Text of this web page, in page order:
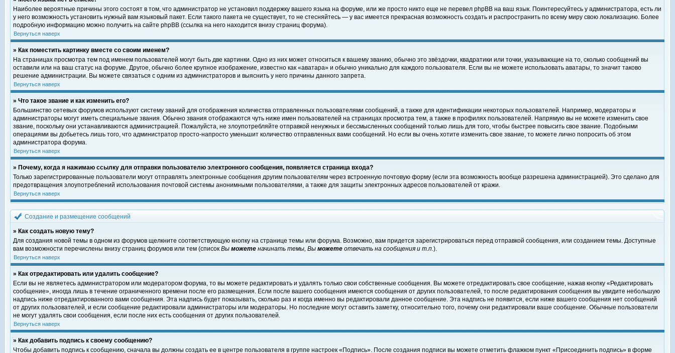
Наиболее вероятные причины этого состоят в том, что администратор не установил поддержку вашего языка на форуме, или же просто никто еще не перевел phpBB на ваш язык. Поинтересуйтесь у администратора, есть ли
у него возможность установить нужный вам языковый пакет. Если такого пакета не существует, то не стесняйтесь — у вас имеется прекрасная возможность создать и распространить по всему миру свою локализацию. Более
подробную информацию можно получить на сайте phpBB (ссылка на него находится внизу страниц форума).
Вернуться наверх
» Как поместить картинку вместе со своим именем?
На страницах просмотра тем под именем пользователей могут быть две картинки. Одно из них может относиться к вашему званию, обычно это звёздочки, квадратики или точки, указывающие на то, сколько сообщений вы
оставили или на ваш статус на форуме. Другое, обычно более крупное изображение, известно как «аватара» и обычно уникально для каждого пользователя. Если вы не можете использовать аватары, то значит таково
решение администрации. Вы можете связаться с одним из администраторов и выяснить у него причины данного запрета.
Вернуться наверх
» Что такое звание и как изменить его?
Большинство сетевых форумов используют систему званий для отображения количества отправленных пользователями сообщений, а также для идентификации некоторых пользователей. Например, модераторы и
администраторы могут иметь специальные звания. Обычно звания отображаются чуть ниже имен пользователей на страницах просмотра тем, а также в профилях пользователей. Напрямую вы не можете изменить свое
звание, поскольку они устанавливаются администрацией. Пожалуйста, не злоупотребляйте отправкой ненужных и бессмысленных сообщений только лишь для того, чтобы быстрее повысить свое звание. Подобными
операциями вы добьетесь лишь того, что администратор просто-напросто уменьшит количество отправленных вами сообщений. Но если вы очень хотите изменить свое звание, то можете лично попросить об этом
администратора форума.
Вернуться наверх
» Почему, когда я нажимаю ссылку для отправки пользователю электронного сообщения, появляется страница входа?
Только зарегистрированные пользователи могут отправлять электронные сообщения другим пользователям через встроенную почтовую форму (если эта возможность вообще разрешена администрацией). Это сделано для
предотвращения злоупотреблений использования почтовой системы анонимными пользователями, а также для защиты электронных адресов пользователей от кражи.
Вернуться наверх
Создание и размещение сообщений
» Как создать новую тему?
Для создания новой темы в одном из форумов щелкните соответствующую кнопку на странице темы или форума. Возможно, вам придется зарегистрироваться перед отправкой сообщения, или созданием темы. Доступные
вам возможности перечислены внизу страниц форумов или тем (список Вы можете начинать темы, Вы можете отвечать на сообщения и т.п.).
Вернуться наверх
» Как отредактировать или удалить сообщение?
Если вы не являетесь администратором или модератором форума, то вы можете редактировать и удалять только свои собственные сообщения. Вы можете отредактировать свое сообщение, нажав кнопку «Редактировать
сообщение», иногда лишь в течение ограниченного времени после его размещения. Если после вашего сообщения имеются сообщения от других пользователей, то после редактирования сообщения вы увидите небольшую
надпись ниже отредактированного вами сообщения. Эта надпись будет показывать, сколько раз и когда именно вы редактировали данное сообщение. Эта надпись не появится, если ниже вашего сообщения нет сообщений
от других пользователей, и если сообщение редактировали администраторы или модераторы. Но последние могут оставить заметку, относительно того, почему они редактировали ваше сообщение. Обычные пользователи
не могут удалять свои сообщения, если после них есть сообщения от других пользователей.
Вернуться наверх
» Как добавить подпись к своему сообщению?
Чтобы добавить подпись к сообщению, сначала вы должны создать ее в центре пользователя в группе настроек «Подпись». После создания подписи вы можете отметить флажком пункт «Присоединить подпись» в форме